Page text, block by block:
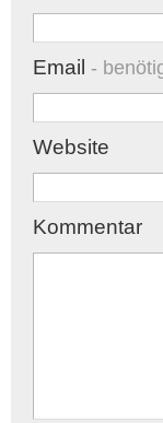
Email -
Website
Kommentar